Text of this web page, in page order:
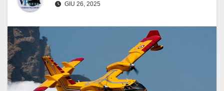
GIU 26, 2025